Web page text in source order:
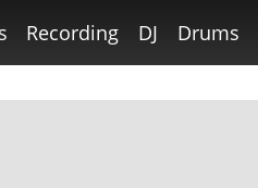
Recording DJ Drums